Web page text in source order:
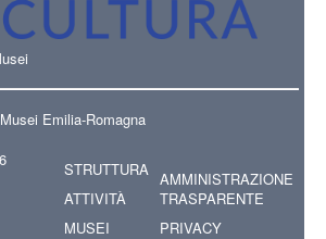
Emilia-Romagna
STRUTTURA
ATTIVITÀ
MUSEI
AMMINISTRAZIONE
TRASPARENTE
PRIVACY